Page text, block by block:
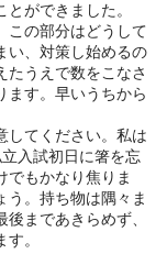
ができました。
この部分はどうして
い、対策し始めるの
たうえで数をこなさ
ます。早いうちから
してください。私は
入試初日に箸を忘
でもかなり焦りま
う。持ち物は隅々ま
まであきらめず、
。